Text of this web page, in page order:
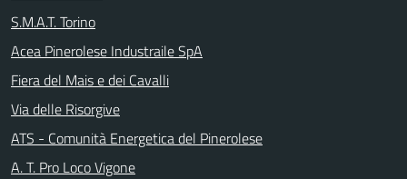
S.M.A.T. Torino
Acea Pinerolese Industraile SpA
Fiera del Mais e dei Cavalli
Via delle Risorgive
ATS - Comunità Energetica del Pinerolese
A. T. Pro Loco Vigone